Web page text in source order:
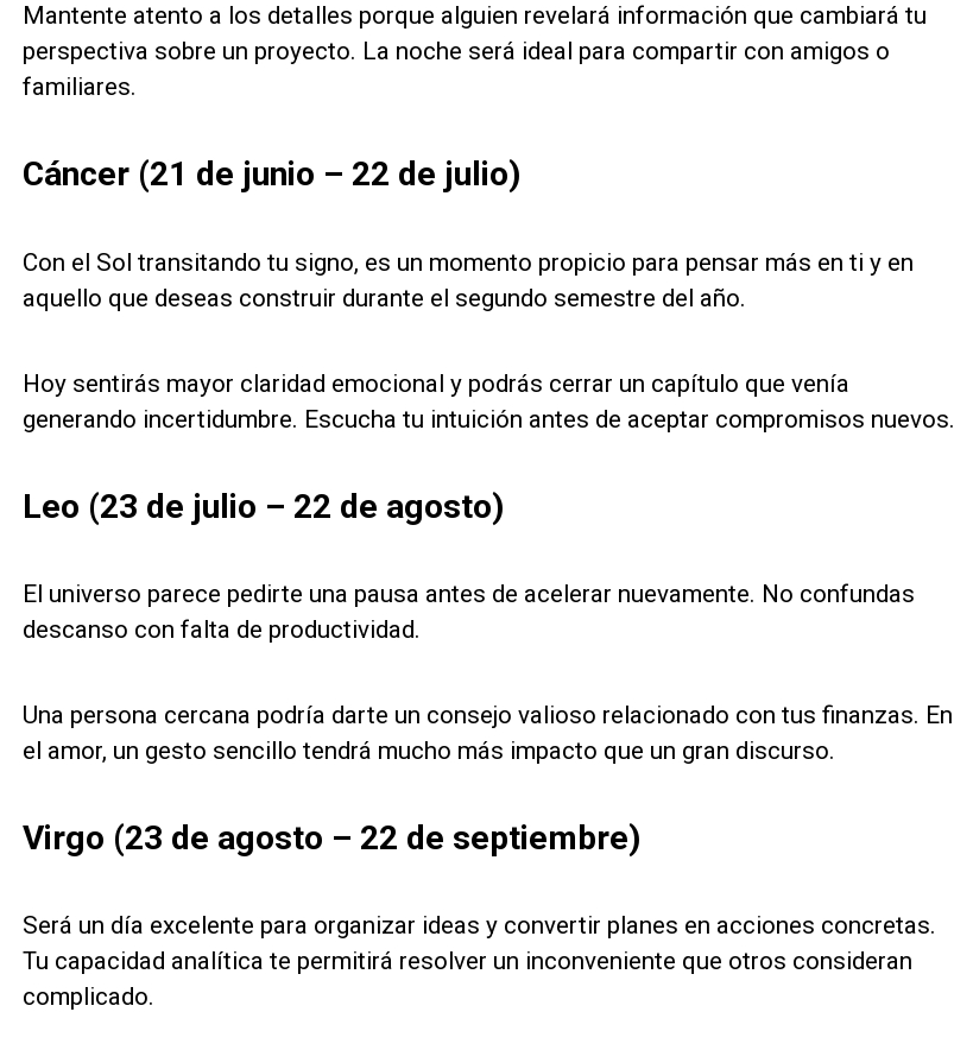
Mantente atento a los detalles porque alguien revelará información que cambiará tu
perspectiva sobre un proyecto. La noche será ideal para compartir con amigos o
familiares.
Cáncer (21 de junio – 22 de julio)
Con el Sol transitando tu signo, es un momento propicio para pensar más en ti y en
aquello que deseas construir durante el segundo semestre del año.
Hoy sentirás mayor claridad emocional y podrás cerrar un capítulo que venía
generando incertidumbre. Escucha tu intuición antes de aceptar compromisos nuevos.
Leo (23 de julio – 22 de agosto)
El universo parece pedirte una pausa antes de acelerar nuevamente. No confundas
descanso con falta de productividad.
Una persona cercana podría darte un consejo valioso relacionado con tus finanzas. En
el amor, un gesto sencillo tendrá mucho más impacto que un gran discurso.
Virgo (23 de agosto – 22 de septiembre)
Será un día excelente para organizar ideas y convertir planes en acciones concretas.
Tu capacidad analítica te permitirá resolver un inconveniente que otros consideran
complicado.